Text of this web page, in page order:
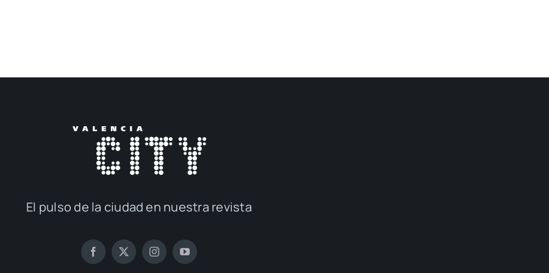
El pul­so de la ciu­dad en nues­tra revis­ta